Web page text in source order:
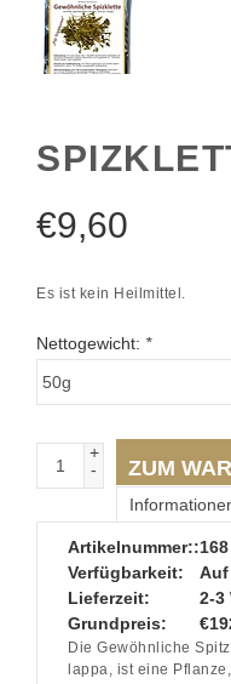
€9,60
Es ist kein Heilmittel.
Nettogewicht: *
+
-
ZUM
Artikelnummer::168
Verfügbarkeit:
Auf
Lieferzeit:
2-3
Grundpreis:
Die Gewöhnliche
lappa, ist eine